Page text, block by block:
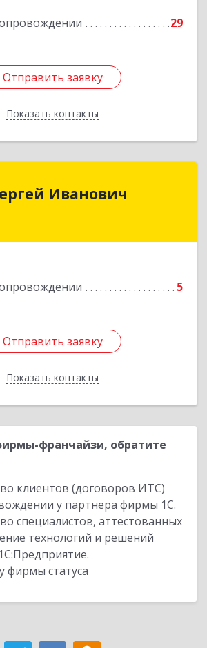
29
Отправить заявку
Показать контакты
Отправить заявку
Назад
Иванович
5
Отправить заявку
Показать контакты
Сергей Иванович
обл, г.Кемерово, пр-т
Отправить заявку
Назад
франчайзи, обратите
клиентов (договоров ИТС)
у партнера фирмы 1С.
специалистов, аттестованных
технологий и решений
фирмы статуса